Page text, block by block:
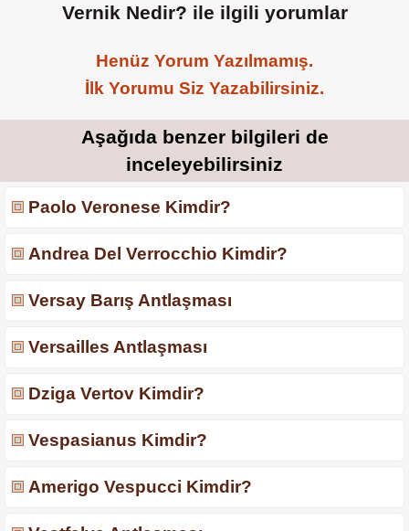
Vernik Nedir? ile ilgili yorumlar
Henüz Yorum Yazılmamış.
İlk Yorumu Siz Yazabilirsiniz.
Aşağıda benzer bilgileri de
inceleyebilirsiniz
Paolo Veronese Kimdir?
Andrea Del Verrocchio Kimdir?
Versay Barış Antlaşması
Versailles Antlaşması
Dziga Vertov Kimdir?
Vespasianus Kimdir?
Amerigo Vespucci Kimdir?